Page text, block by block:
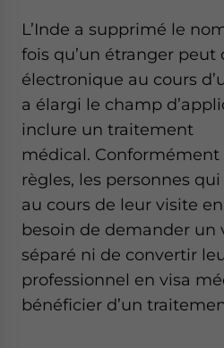
L’Inde a supprimé le
fois qu’un étranger peut
électronique au cours
a élargi le champ
inclure un traitement
médical. Conformément
règles, les personnes
au cours de leur visite
besoin de demander un
séparé ni de convertir
professionnel en visa
bénéficier d’un
Yes, I have read the Privacy
website. Please send me business news and updates
for Asia!
- case sensitive